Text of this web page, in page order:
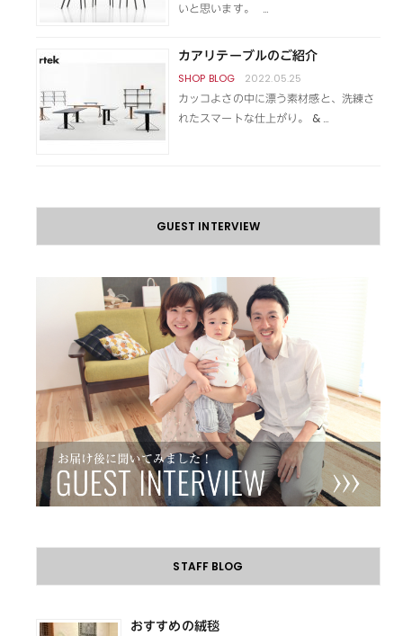
いと思います。 …
カアリテーブルのご紹介
2022.05.25
カッコよさの中に漂う素材感と、洗練さ
れたスマートな仕上がり。 & …
GUEST INTERVIEW
STAFF BLOG
おすすめの絨毯